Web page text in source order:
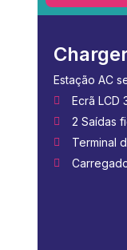
Estação AC
Ecrã LCD
2 Saídas
Terminal